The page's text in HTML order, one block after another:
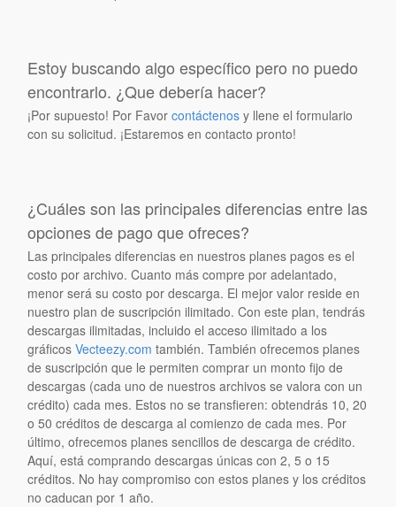
Estoy buscando algo específico pero no puedo
encontrarlo. ¿Que debería hacer?
¡Por supuesto! Por Favorcontáctenos y llene el formulario
con su solicitud. ¡Estaremos en contacto pronto!
¿Cuáles son las principales diferencias entre las
opciones de pago que ofreces?
Las principales diferencias en nuestros planes pagos es el
costo por archivo. Cuanto más compre por adelantado,
menor será su costo por descarga. El mejor valor reside en
nuestro plan de suscripción ilimitado. Con este plan, tendrás
descargas ilimitadas, incluido el acceso ilimitado a los
gráficosVecteezy.com también. También ofrecemos planes
de suscripción que le permiten comprar un monto fijo de
descargas (cada uno de nuestros archivos se valora con un
crédito) cada mes. Estos no se transfieren: obtendrás 10, 20
o 50 créditos de descarga al comienzo de cada mes. Por
último, ofrecemos planes sencillos de descarga de crédito.
Aquí, está comprando descargas únicas con 2, 5 o 15
créditos. No hay compromiso con estos planes y los créditos
no caducan por 1 año.